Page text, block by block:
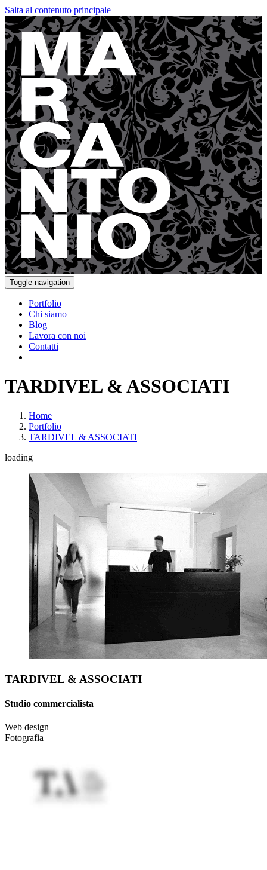
Salta al contenuto principale
Toggle navigation
Portfolio
Chi siamo
Blog
Lavora con noi
Contatti
TARDIVEL & ASSOCIATI
Home
Portfolio
TARDIVEL & ASSOCIATI
loading
TARDIVEL & ASSOCIATI
Studio commercialista
Web design
Fotografia